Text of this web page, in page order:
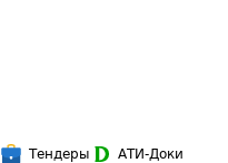
Тендеры
АТИ-Доки